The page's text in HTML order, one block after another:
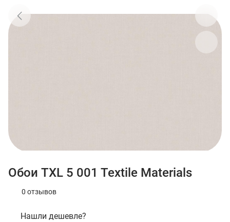
Обои TXL 5 001 Textile Materials
0 отзывов
Нашли дешевле?